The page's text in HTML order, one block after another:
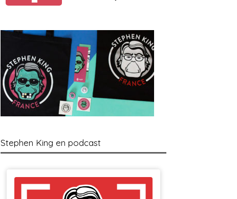
Stephen King en podcast